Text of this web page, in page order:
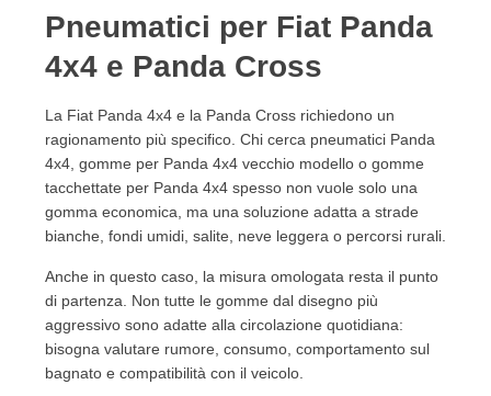
Pneumatici per Fiat Panda
4x4 e Panda Cross
La Fiat Panda 4x4 e la Panda Cross richiedono un
ragionamento più specifico. Chi cerca pneumatici Panda
4x4, gomme per Panda 4x4 vecchio modello o gomme
tacchettate per Panda 4x4 spesso non vuole solo una
gomma economica, ma una soluzione adatta a strade
bianche, fondi umidi, salite, neve leggera o percorsi rurali.
Anche in questo caso, la misura omologata resta il punto
di partenza. Non tutte le gomme dal disegno più
aggressivo sono adatte alla circolazione quotidiana:
bisogna valutare rumore, consumo, comportamento sul
bagnato e compatibilità con il veicolo.